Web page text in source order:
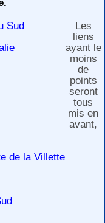
Sud
de la Villette
Les
liens
ayant le
moins
de
points
seront
tous
mis en
avant,